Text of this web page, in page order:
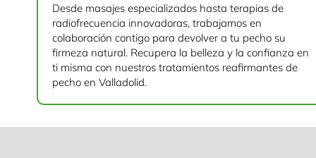
Desde masajes especializados hasta terapias de
radiofrecuencia innovadoras, trabajamos en
colaboración contigo para devolver a tu pecho su
firmeza natural. Recupera la belleza y la confianza en
ti misma con nuestros tratamientos reafirmantes de
pecho en Valladolid.